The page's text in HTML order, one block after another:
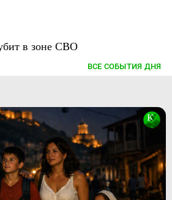
в зоне СВО
ВСЕ СОБЫТИЯ ДНЯ